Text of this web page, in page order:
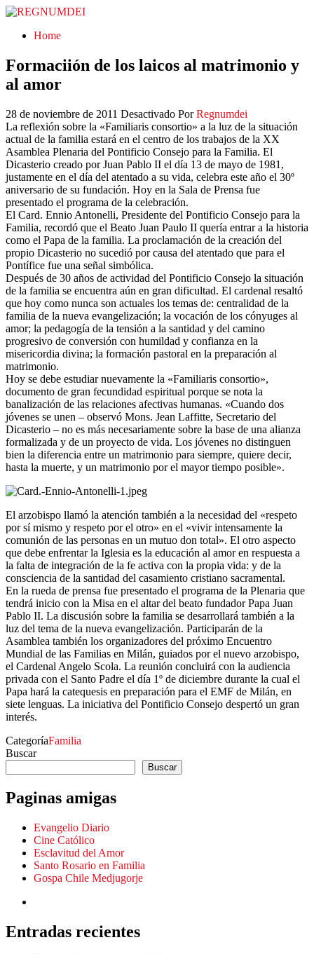
REGNUMDEI
Home
Formaciión de los laicos al matrimonio y
al amor
28 de noviembre de 2011 Desactivado Por Regnumdei
La reflexión sobre la «Familiaris consortio» a la luz de la situación
actual de la familia estará en el centro de los trabajos de la XX
Asamblea Plenaria del Pontificio Consejo para la Familia. El
Dicasterio creado por Juan Pablo II el día 13 de mayo de 1981,
justamente en el día del atentado a su vida, celebra este año el 30º
aniversario de su fundación. Hoy en la Sala de Prensa fue
presentado el programa de la celebración.
El Card. Ennio Antonelli, Presidente del Pontificio Consejo para la
Familia, recordó que el Beato Juan Paulo II quería entrar a la historia
como el Papa de la familia. La proclamación de la creación del
propio Dicasterio no sucedió por causa del atentado que para el
Pontífice fue una señal simbólica.
Después de 30 años de actividad del Pontificio Consejo la situación
de la familia se encuentra aún en gran dificultad. El cardenal resaltó
que hoy como nunca son actuales los temas de: centralidad de la
familia de la nueva evangelización; la vocación de los cónyuges al
amor; la pedagogía de la tensión a la santidad y del camino
progresivo de conversión con humildad y confianza en la
misericordia divina; la formación pastoral en la preparación al
matrimonio.
Hoy se debe estudiar nuevamente la «Familiaris consortio»,
documento de gran fecundidad espiritual porque se nota la
banalización de las relaciones afectivas humanas. «Cuando dos
jóvenes se unen – observó Mons. Jean Laffitte, Secretario del
Dicasterio – no es más necesariamente sobre la base de una alianza
formalizada y de un proyecto de vida. Los jóvenes no distinguen
bien la diferencia entre un matrimonio para siempre, quiere decir,
hasta la muerte, y un matrimonio por el mayor tiempo posible».
El arzobispo llamó la atención también a la necesidad del «respeto
por sí mismo y respeto por el otro» en el «vivir intensamente la
comunión de las personas en un mutuo don total». El otro aspecto
que debe enfrentar la Iglesia es la educación al amor en respuesta a
la falta de integración de la fe activa con la propia vida: y de la
consciencia de la santidad del casamiento cristiano sacramental.
En la rueda de prensa fue presentado el programa de la Plenaria que
tendrá inicio con la Misa en el altar del beato fundador Papa Juan
Pablo II. La discusión sobre la familia se desarrollará también a la
luz del tema de la nueva evangelización. Participarán de la
Asamblea también los organizadores del próximo Encuentro
Mundial de las Familias en Milán, guiados por el nuevo arzobispo,
el Cardenal Angelo Scola. La reunión concluirá con la audiencia
privada con el Santo Padre el día 1º de diciembre durante la cual el
Papa hará la catequesis en preparación para el EMF de Milán, en
siete lenguas. La iniciativa del Pontificio Consejo despertó un gran
interés.
CategoríaFamilia
Buscar
Buscar
Paginas amigas
Evangelio Diario
Cine Católico
Esclavitud del Amor
Santo Rosario en Familia
Gospa Chile Medjugorje
Entradas recientes